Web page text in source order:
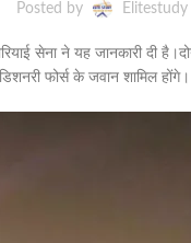
Posted by Elitestudy
सेना ने यह जानकारी दी
फोर्स के जवान